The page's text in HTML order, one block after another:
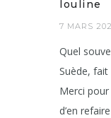
louline
7 MARS
Quel
Suède,
Merci pour
d’en